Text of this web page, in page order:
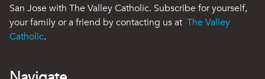
San Jose with The Valley Catholic. Subscribe for yourself,
your family or a friend by contacting us at The Valley
Catholic.